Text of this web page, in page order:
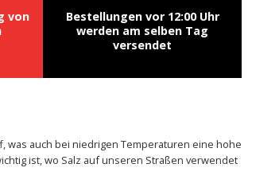
von
Bestellungen vor 12:00 Uhr
werden am selben Tag
versendet
was auch bei niedrigen Temperaturen eine hohe
ist, wo Salz auf unseren Straßen verwendet